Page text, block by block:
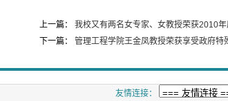
上一篇： 我校又有两名女专家、女教授荣获2010
下一篇： 管理工程学院王金凤教授荣获享受政府特
友情连接：